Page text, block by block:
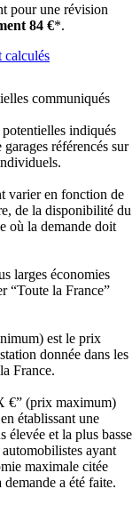
pour une révision
84 €*.
calculés
communiqués
indiqués
référencés sur
varier en fonction de
de la disponibilité du
où la demande doit
larges économies
“Toute la France”
est le prix
donnée dans les
France.
€” (prix maximum)
établissant une
élevée et la plus basse
ayant
maximale citée
a été faite.